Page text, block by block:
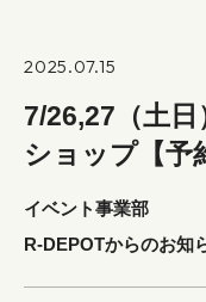
2025.07.15
7/26,27（土
ショップ【予
イベント事業部
R-DEPOTからのお知